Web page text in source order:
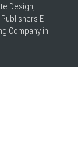
Design,
E-
Company in